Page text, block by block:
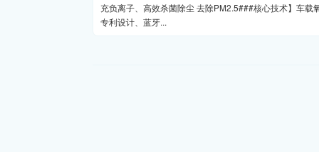
充负离子、高效杀菌除尘 去除PM2.5###核心技术】车载
专利设计、蓝牙...